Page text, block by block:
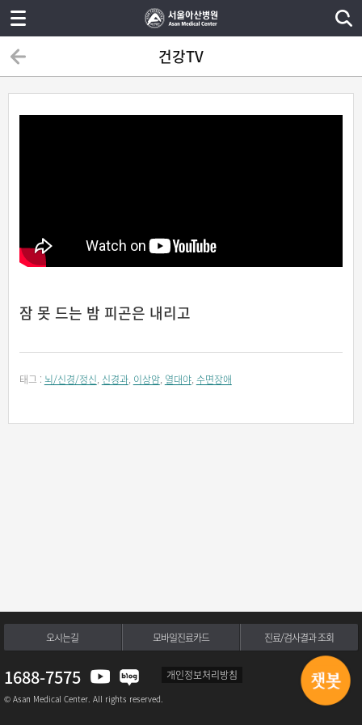
건강TV
잠 못 드는 밤 피곤은 내리고
태그 : 뇌/신경/정신, 신경과, 이상암, 열대야, 수면장애
오시는길 모바일진료카드 진료/검사결과 조회
1688-7575 개인정보처리방침
© Asan Medical Center. All rights reserved.